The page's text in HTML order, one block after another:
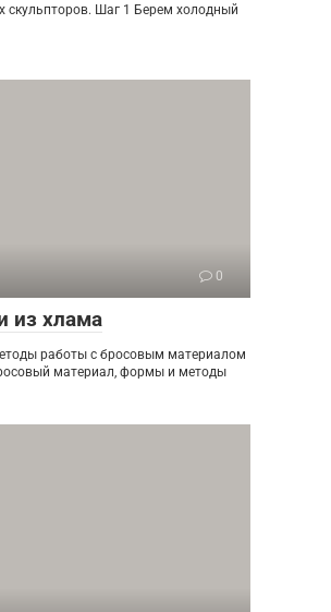
скульпторов. Шаг 1 Берем холодный
0
из хлама
работы с бросовым материалом
материал, формы и методы